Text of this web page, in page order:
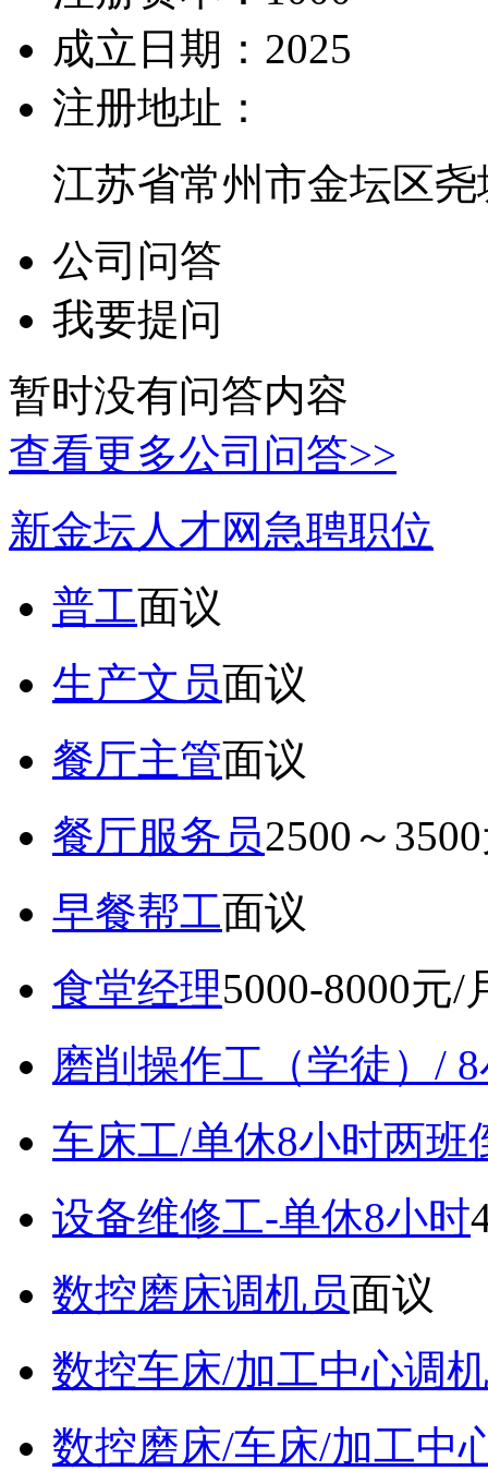
成立日期： 2025
注册地址：
江苏省常州市金坛区
公司问答
我要提问
暂时没有问答内容
查看更多公司问答>>
新金坛人才网急聘职位
普工面议
生产文员面议
餐厅主管面议
餐厅服务员2500～
早餐帮工面议
食堂经理5000-8000元/
磨削操作工（学徒）/
车床工/单休8小时两班
设备维修工-单休8小时
数控磨床调机员面议
数控车床/加工中心调
数控磨床/车床/加工中